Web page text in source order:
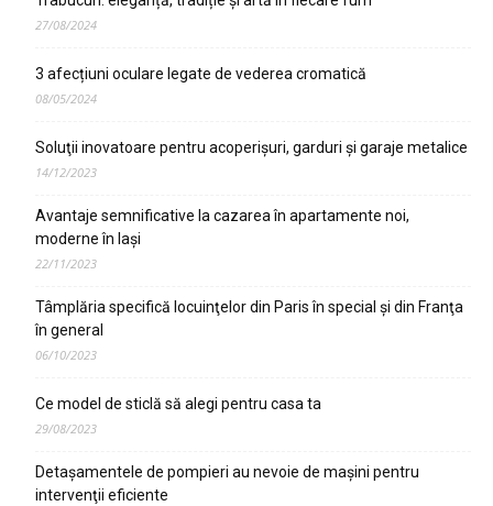
27/08/2024
3 afecțiuni oculare legate de vederea cromatică
08/05/2024
Soluţii inovatoare pentru acoperişuri, garduri şi garaje metalice
14/12/2023
Avantaje semnificative la cazarea în apartamente noi,
moderne în Iaşi
22/11/2023
Tâmplăria specifică locuinţelor din Paris în special şi din Franţa
în general
06/10/2023
Ce model de sticlă să alegi pentru casa ta
29/08/2023
Detaşamentele de pompieri au nevoie de maşini pentru
intervenţii eficiente